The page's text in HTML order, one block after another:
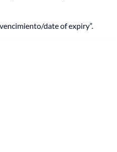
date of expiry”.